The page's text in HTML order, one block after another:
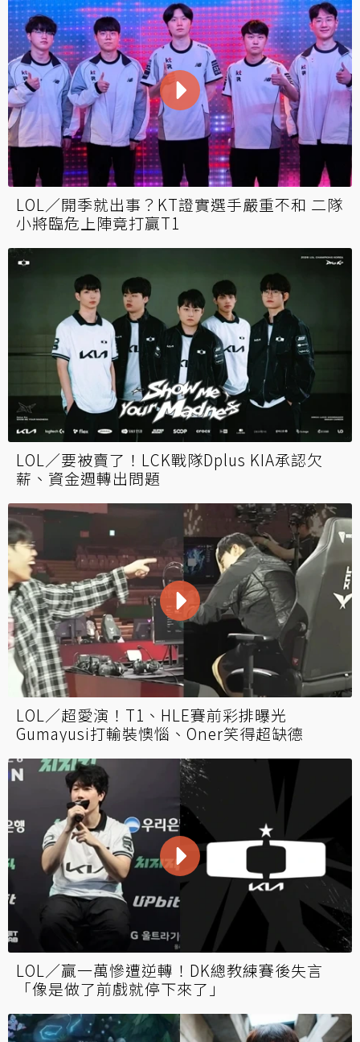
LOL／開季就出事？KT證實選手嚴重不和 二隊
小將臨危上陣竟打贏T1
LOL／要被賣了！LCK戰隊Dplus KIA承認欠
薪、資金週轉出問題
LOL／超愛演！T1、HLE賽前彩排曝光
Gumayusi打輸裝懊惱、Oner笑得超缺德
LOL／贏一萬慘遭逆轉！DK總教練賽後失言
「像是做了前戲就停下來了」